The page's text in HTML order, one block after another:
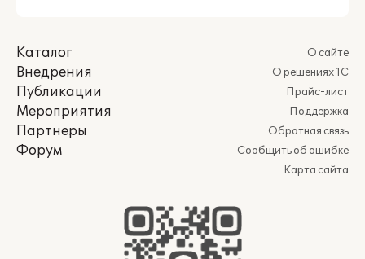
Каталог
Внедрения
Публикации
Мероприятия
Партнеры
Форум
О сайте
О решениях 1С
Прайс-лист
Поддержка
Обратная связь
Сообщить об ошибке
Карта сайта